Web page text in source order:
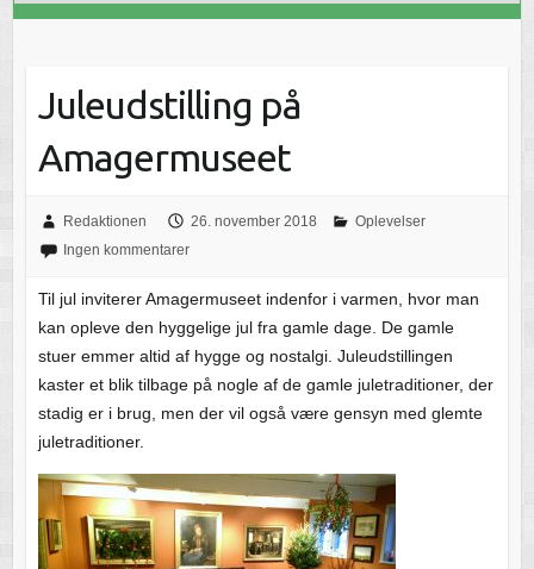
Juleudstilling på
Amagermuseet
Redaktionen 26. november 2018
Oplevelser
Ingen kommentarer
Til jul inviterer Amagermuseet indenfor i varmen, hvor man
kan opleve den hyggelige jul fra gamle dage. De gamle
stuer emmer altid af hygge og nostalgi. Juleudstillingen
kaster et blik tilbage på nogle af de gamle juletraditioner, der
stadig er i brug, men der vil også være gensyn med glemte
juletraditioner.